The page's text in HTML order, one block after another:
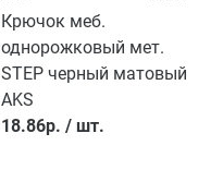
Крючок меб.
однорожковый мет.
STEP черный матовый
AKS
18.86р. / шт.